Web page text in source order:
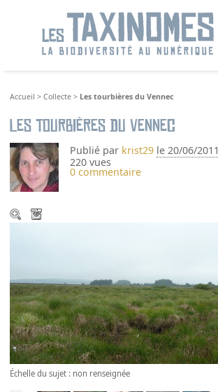
Accueil >Collecte > Les tourbières du Vennec
Les tourbières du Vennec
Publié par krist29 le 20/06/2011
220 vues
0 commentaire
Échelle du sujet : non renseignée